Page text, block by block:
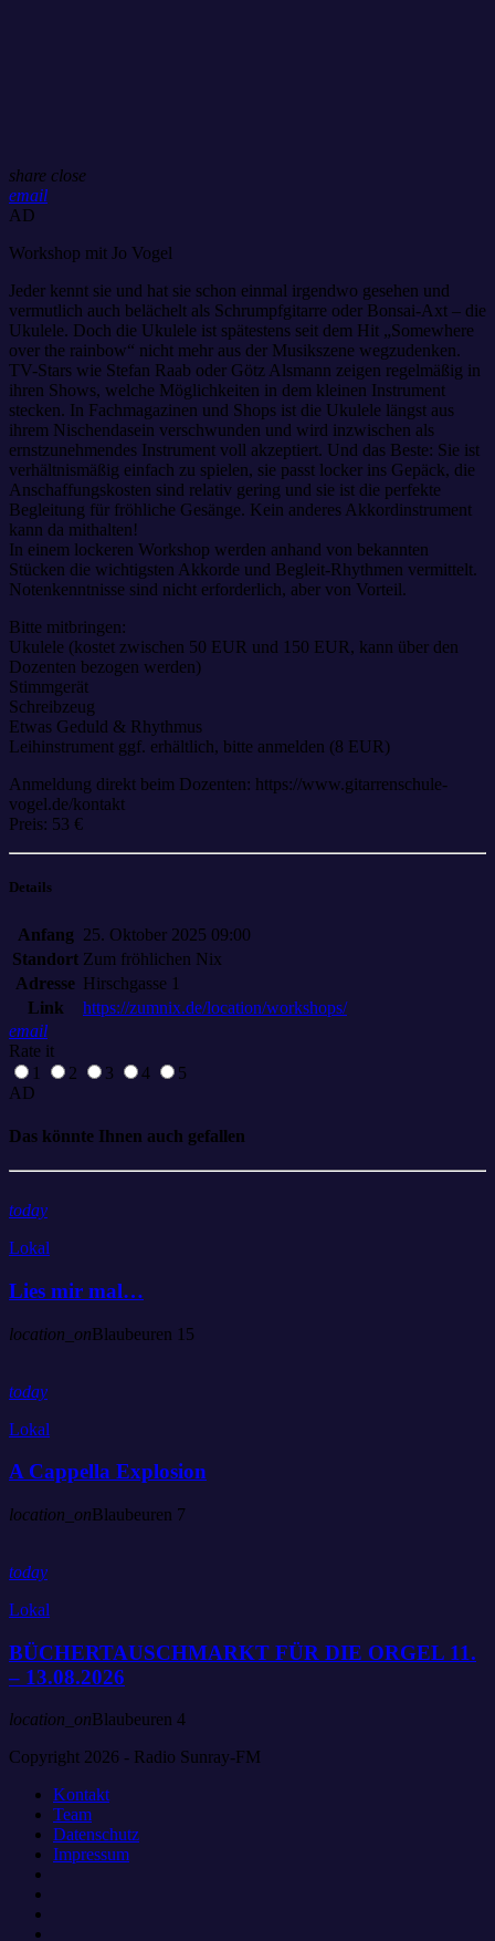
share close
email
AD
Workshop mit Jo Vogel
Jeder kennt sie und hat sie schon einmal irgendwo gesehen und
vermutlich auch belächelt als Schrumpfgitarre oder Bonsai-Axt – die
Ukulele. Doch die Ukulele ist spätestens seit dem Hit „Somewhere
over the rainbow“ nicht mehr aus der Musikszene wegzudenken.
TV-Stars wie Stefan Raab oder Götz Alsmann zeigen regelmäßig in
ihren Shows, welche Möglichkeiten in dem kleinen Instrument
stecken. In Fachmagazinen und Shops ist die Ukulele längst aus
ihrem Nischendasein verschwunden und wird inzwischen als
ernstzunehmendes Instrument voll akzeptiert. Und das Beste: Sie ist
verhältnismäßig einfach zu spielen, sie passt locker ins Gepäck, die
Anschaffungskosten sind relativ gering und sie ist die perfekte
Begleitung für fröhliche Gesänge. Kein anderes Akkordinstrument
kann da mithalten!
In einem lockeren Workshop werden anhand von bekannten
Stücken die wichtigsten Akkorde und Begleit-Rhythmen vermittelt.
Notenkenntnisse sind nicht erforderlich, aber von Vorteil.
Bitte mitbringen:
Ukulele (kostet zwischen 50 EUR und 150 EUR, kann über den
Dozenten bezogen werden)
Stimmgerät
Schreibzeug
Etwas Geduld & Rhythmus
Leihinstrument ggf. erhältlich, bitte anmelden (8 EUR)
Anmeldung direkt beim Dozenten: https://www.gitarrenschule-
vogel.de/kontakt
Preis: 53 €
Details
Anfang 25. Oktober 2025 09:00
Standort Zum fröhlichen Nix
Adresse Hirschgasse 1
Link
https://zumnix.de/location/workshops/
email
Rate it
1
2 3 4
5
AD
Das könnte Ihnen auch gefallen
today
Lokal
Lies mir mal…
location_onBlaubeuren 15
today
Lokal
A Cappella Explosion
location_onBlaubeuren 7
today
Lokal
BÜCHERTAUSCHMARKT FÜR DIE ORGEL 11.
– 13.08.2026
location_onBlaubeuren 4
Copyright 2026 - Radio Sunray-FM
Kontakt
Team
Datenschutz
Impressum